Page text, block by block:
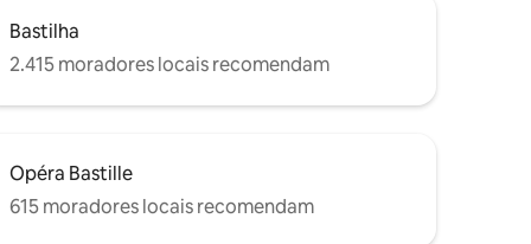
Bastilha
2.415 moradores locais recomendam
Opéra Bastille
615 moradores locais recomendam